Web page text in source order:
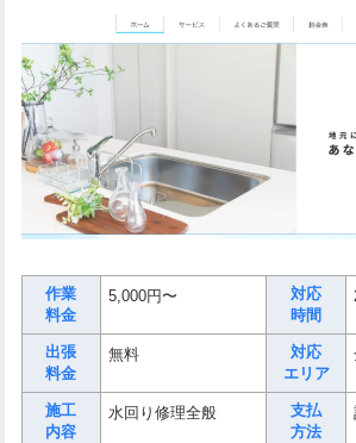
作業
料金
5,000円〜
対応
時間
出張
料金
無料
対応
エリア
施工
内容
水回り修理全般
支払
方法